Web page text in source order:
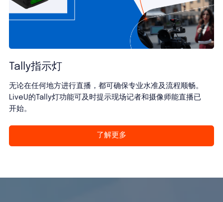
Tally指示灯
无论在任何地方进行直播，都可确保专业水准及流程顺畅。
LiveU的Tally灯功能可及时提示现场记者和摄像师能直播已
开始。
了解更多
了解更多
了解更多